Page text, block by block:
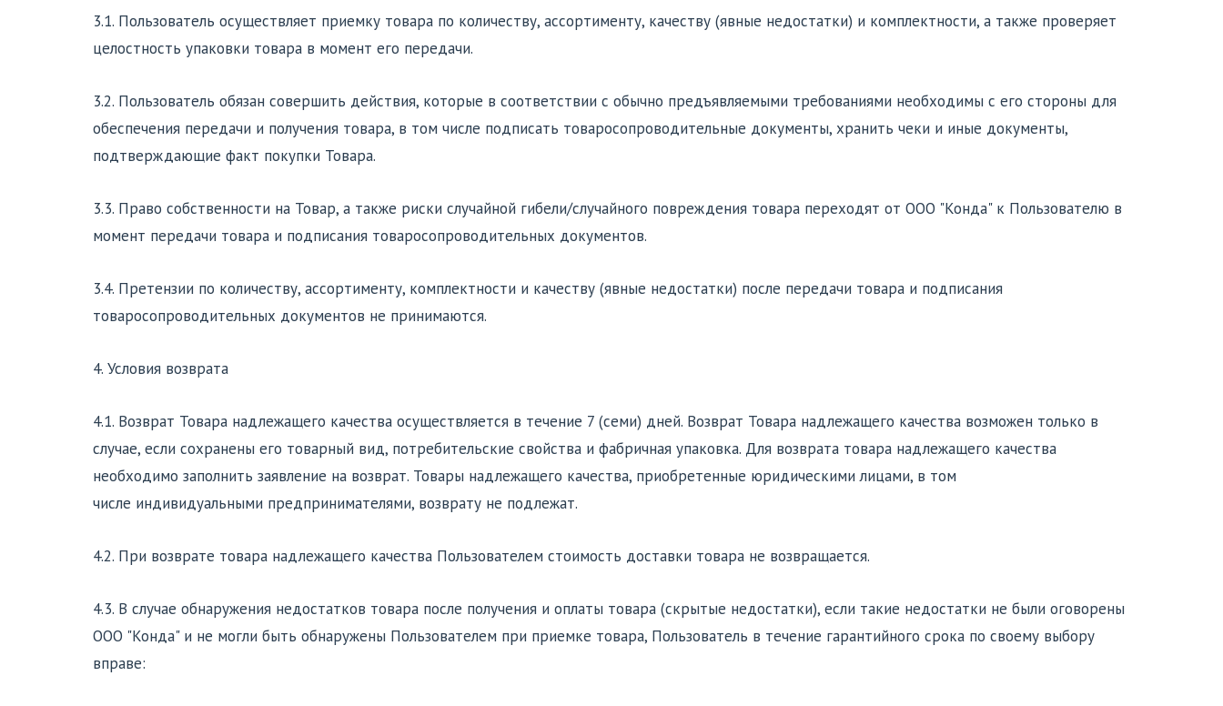
3.1. Пользователь осуществляет приемку товара по количеству, ассортименту, качеству (явные недостатки) и комплектности, а также проверяет
целостность упаковки товара в момент его передачи.
3.2. Пользователь обязан совершить действия, которые в соответствии с обычно предъявляемыми требованиями необходимы с его стороны для
обеспечения передачи и получения товара, в том числе подписать товаросопроводительные документы, хранить чеки и иные документы,
подтверждающие факт покупки Товара.
3.3. Право собственности на Товар, а также риски случайной гибели/случайного повреждения товара переходят от ООО "Конда" к Пользователю в
момент передачи товара и подписания товаросопроводительных документов.
3.4. Претензии по количеству, ассортименту, комплектности и качеству (явные недостатки) после передачи товара и подписания
товаросопроводительных документов не принимаются.
4. Условия возврата
4.1. Возврат Товара надлежащего качества осуществляется в течение 7 (семи) дней. Возврат Товара надлежащего качества возможен только в
случае, если сохранены его товарный вид, потребительские свойства и фабричная упаковка. Для возврата товара надлежащего качества
необходимо заполнить заявление на возврат. Товары надлежащего качества, приобретенные юридическими лицами, в том
числе индивидуальными предпринимателями, возврату не подлежат.
4.2. При возврате товара надлежащего качества Пользователем стоимость доставки товара не возвращается.
4.3. В случае обнаружения недостатков товара после получения и оплаты товара (скрытые недостатки), если такие недостатки не были оговорены
ООО "Конда" и не могли быть обнаружены Пользователем при приемке товара, Пользователь в течение гарантийного срока по своему выбору
вправе: